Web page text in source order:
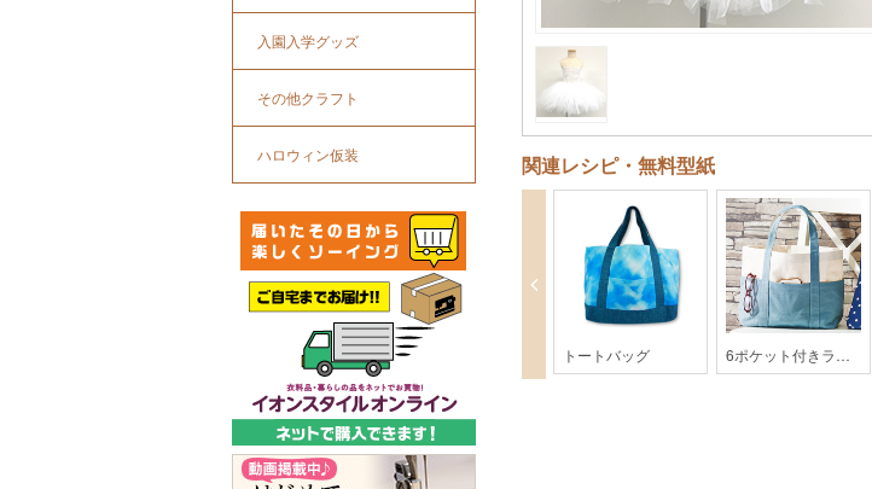
関連レシピ・無料型紙
トートバッグ 6ポケット付きラージトートバッグ【GG9-2104】
入園入学グッズ
その他クラフト
ハロウィン仮装